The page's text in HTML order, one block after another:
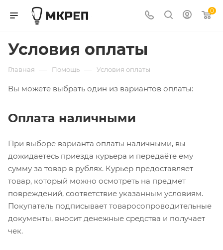
0
Условия оплаты
Главная — Помощь — Условия оплаты
Вы можете выбрать один из вариантов оплаты:
Оплата наличными
При выборе варианта оплаты наличными, вы
дожидаетесь приезда курьера и передаёте ему
сумму за товар в рублях. Курьер предоставляет
товар, который можно осмотреть на предмет
повреждений, соответствие указанным условиям.
Покупатель подписывает товаросопроводительные
документы, вносит денежные средства и получает
чек.